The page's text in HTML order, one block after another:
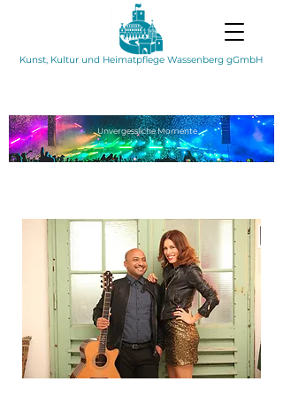
Kunst, Kultur und Heimatpflege Wassenberg gGmbH
UnvergesslicheMomente